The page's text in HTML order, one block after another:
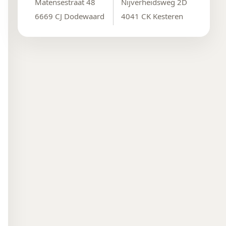
6669 CJ Dodewaard
4041 CK Kesteren